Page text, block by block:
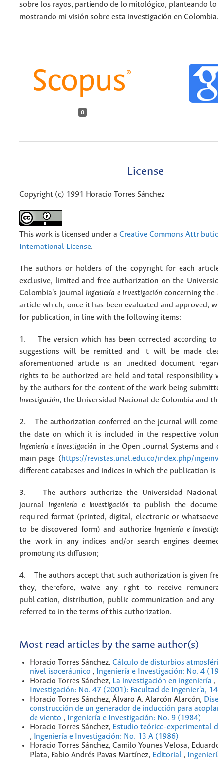
sobre los rayos, partiendo de lo mitológico, planteando
mostrando mi visión sobre esta investigación en Colombia.
0
License
Copyright (c) 1991 Horacio Torres Sánchez
This work is licensed under a Creative Commons
International License.
The authors or holders of the copyright for each
exclusive, limited and free authorization on the
Colombia's journal Ingeniería e Investigación concerning the
article which, once it has been evaluated and approved,
for publication, in line with the following items:
1. The version which has been corrected according
suggestions will be remitted and it will be made
aforementioned article is an unedited document
rights to be authorized are held and total responsibility
by the authors for the content of the work being
Investigación, the Universidad Nacional de Colombia and
2. The authorization conferred on the journal will
the date on which it is included in the respective
Ingeniería e Investigación in the Open Journal Systems and
main page (https://revistas.unal.edu.co/index.php/ingeinv
different databases and indices in which the publication is
3. The authors authorize the Universidad Nacional
journal Ingeniería e Investigación to publish the
required format (printed, digital, electronic or
to be discovered form) and authorize Ingeniería e
the work in any indices and/or search engines
promoting its diffusion;
4. The authors accept that such authorization is given
they, therefore, waive any right to receive
publication, distribution, public communication and any
referred to in the terms of this authorization.
Most read articles by the same author(s)
Horacio Torres Sánchez, Cálculo de disturbios
nivel isoceráunico ,
Ingeniería e Investigación: No. 4
Horacio Torres Sánchez, La investigación en ingeniería ,
Investigación: No. 47 (2001): Facultad de Ingeniería,
Horacio Torres Sánchez, Álvaro A. Alarcón Alarcón,
construcción de un generador de inducción para
de viento ,
Ingeniería e Investigación: No. 9 (1984)
Horacio Torres Sánchez, Estudio teórico-experimental
,
Ingeniería e Investigación: No. 13 A (1986)
Horacio Torres Sánchez, Camilo Younes Velosa,
Plata, Fabio Andrés Pavas Martínez, Editorial ,